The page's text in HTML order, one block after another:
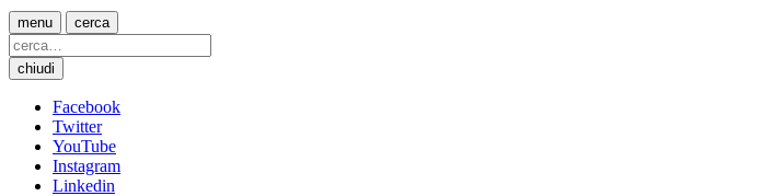
menu cerca
chiudi
Facebook
Twitter
YouTube
Instagram
Linkedin